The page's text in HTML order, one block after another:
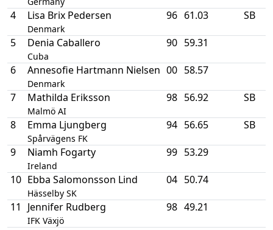
4 Lisa Brix Pedersen
Denmark
96 61.03 SB
5 Denia Caballero
Cuba
90 59.31
6 Annesofie Hartmann Nielsen
Denmark
00 58.57
7 Mathilda Eriksson
Malmö AI
98 56.92 SB
8 Emma Ljungberg
Spårvägens FK
94 56.65 SB
9 Niamh Fogarty
Ireland
99 53.29
10 Ebba Salomonsson Lind
Hässelby SK
04 50.74
11 Jennifer Rudberg
IFK Växjö
98 49.21